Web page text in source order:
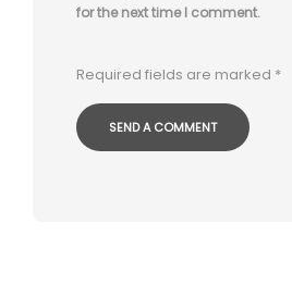
for the next time I comment.
Required fields are marked *